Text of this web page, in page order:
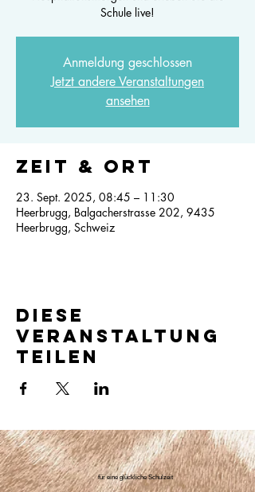
Schule live!
Anmeldung geschlossen
Jetzt andere Veranstaltungen
ansehen
Zeit & Ort
23. Sept. 2025, 08:45 – 11:30
Heerbrugg, Balgacherstrasse 202, 9435
Heerbrugg, Schweiz
Diese
Veranstaltung
teilen
für eine glückliche Schulzeit